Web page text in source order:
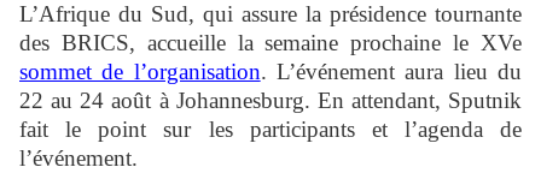
L’Afrique du Sud, qui assure la présidence tournante
des BRICS, accueille la semaine prochaine le XVe
sommet de l’organisation. L’événement aura lieu du
22 au 24 août à Johannesburg. En attendant, Sputnik
fait le point sur les participants et l’agenda de
l’événement.